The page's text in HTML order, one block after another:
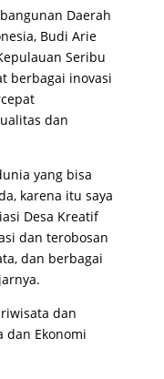
Daerah
Budi Arie
Seribu
berbagai inovasi
dan
yang bisa
karena itu saya
Desa Kreatif
dan terobosan
dan berbagai
dan
dan Ekonomi